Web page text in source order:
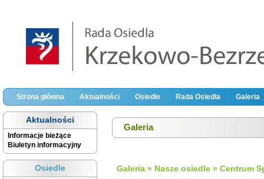
Strona główna Aktualności Osiedle Rada Osiedla Galeria
Aktualności
Informacje bieżące
Biuletyn informacyjny
Osiedle
Galeria
Galeria » Nasze osiedle » Centrum